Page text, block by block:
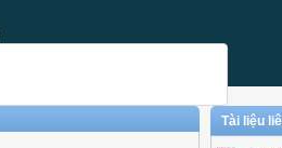
Tài liệu